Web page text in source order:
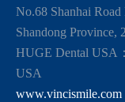
No.68 Shanhai
Shandong Province,
HUGE Dental USA
USA
www.vincismile.com